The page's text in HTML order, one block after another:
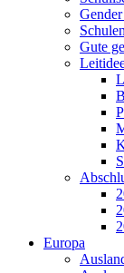
Gute
Europa